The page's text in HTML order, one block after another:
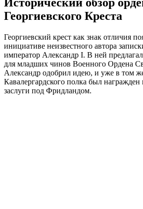
Георгиевского Креста
Георгиевский крест как знак отличия
инициативе неизвестного автора
император Александр I. В ней
для младших чинов Военного Ордена
Александр одобрил идею, и уже в том
Кавалергардского полка был награжден
заслуги под Фридландом.